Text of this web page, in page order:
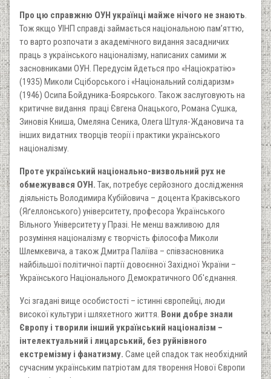
Про цю справжню ОУН українці майже нічого не знають.
Тож якщо УІНП справді займається національною пам’яттю,
то варто розпочати з академічного видання засадничих
праць з українського націоналізму, написаних самими ж
засновниками ОУН. Передусім йдеться про «Націократію»
(1935) Миколи Сціборського і «Національний солідаризм»
(1946) Осипа Бойдуника-Боярського. Також заслуговують на
критичне видання праці Євгена Онацького, Романа Сушка,
Зиновія Книша, Омеляна Сеника, Олега Штуля-Ждановича та
інших видатних творців теорії і практики українського
націоналізму.
Проте український національно-визвольний рух не
обмежувався ОУН. Так, потребує серйозного дослідження
діяльність Володимира Кубійовича – доцента Краківського
(Яґеллонського) університету, професора Українського
Вільного Університету у Празі. Не менш важливою для
розуміння націоналізму є творчість філософа Миколи
Шлемкевича, а також Дмитра Паліїва – співзасновника
найбільшої політичної партії довоєнної Західної України –
Українського Національного Демократичного Об'єднання.
Усі згадані вище особистості – істинні європейці, люди
високої культури і шляхетного життя. Вони добре знали
Європу і творили інший український націоналізм –
інтелектуальний і лицарський, без руйнівного
екстремізму і фанатизму. Саме цей спадок так необхідний
сучасним українським патріотам для творення Нової Європи